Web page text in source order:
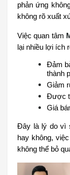
phản ứng
không rõ xuất
Việc quan tâm
lại nhiều lợi ích
Đảm
thành
Giảm
Được
Giá
Đây là lý do vì
hay không,
không thể bỏ